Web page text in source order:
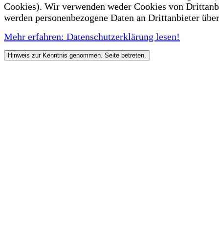
Cookies). Wir verwenden weder Cookies von
werden personenbezogene Daten an Drittanbieter
Mehr erfahren: Datenschutzerklärung lesen!
Hinweis zur Kenntnis genommen. Seite betreten.